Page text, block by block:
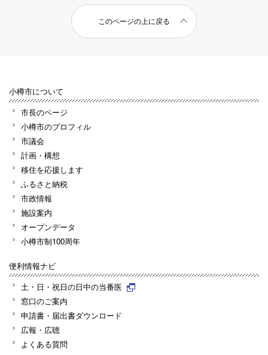
このページの上に戻る
小樽市について
市長のページ
小樽市のプロフィル
市議会
計画・構想
移住を応援します
ふるさと納税
市政情報
施設案内
オープンデータ
小樽市制100周年
便利情報ナビ
土・日・祝日の日中の当番医
窓口のご案内
申請書・届出書ダウンロード
広報・広聴
よくある質問